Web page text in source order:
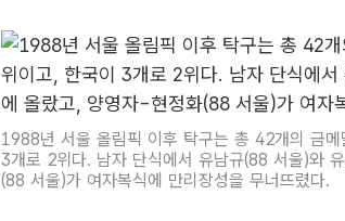
1988년 서울 올림픽 이후 탁구는 총 42개의 금
3개로 2위다. 남자 단식에서 유남규(88 서울)와
(88 서울)가 여자복식에 만리장성을 무너뜨렸다.